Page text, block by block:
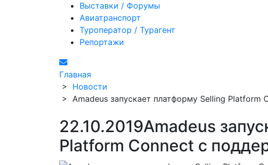
Выставки / Форумы
Авиатранспорт
Туроператор / Турагент
Репортажи
Главная
> Новости
> Amadeus запускает платформу Selling Platform
22.10.2019Amadeus
Platform Connect с